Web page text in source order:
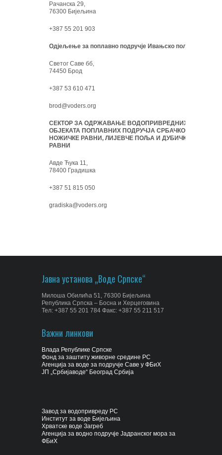
Рачанска 29,
76300 Бијељина
+387 55 201 903
Одјељење за поплавно подручје Ивањско поље:
Светог Саве бб,
74450 Брод
+387 53 610 471
brod@voders.org
СЕКТОР ЗА ОДРЖАВАЊЕ ВОДОПРИВРЕДНИХ
ОБЈЕКАТА ПОПЛАВНИХ ПОДРУЧЈА СРБАЧКО-
НОЖИЧКЕ РАВНИ, ЛИЈЕВЧЕ ПОЉА И ДУБИЧКЕ
РАВНИ
Авде Ћука 11,
78400 Градишка
+387 51 815 050
gradiska@voders.org
Јавна установа „Воде Српске“
Милоша Обилића 51, 76300 Бијељина
Република Српска – Босна и Херцеговина
Тел: +387 55 201 784 Факс: +387 55 211 517
Важни линкови
Влада Републике Српске
Фонд за заштиту живорне средине РС
Агенција за воде за подручје Саве у ФБиХ
ЈП „Србијаводе“ Београд Србија
Завод за водопривреду РС
Институт за воде Бијељина
Хрватске воде Загреб
Агенција за водно подручје Јадранског мора за
ФБиХ